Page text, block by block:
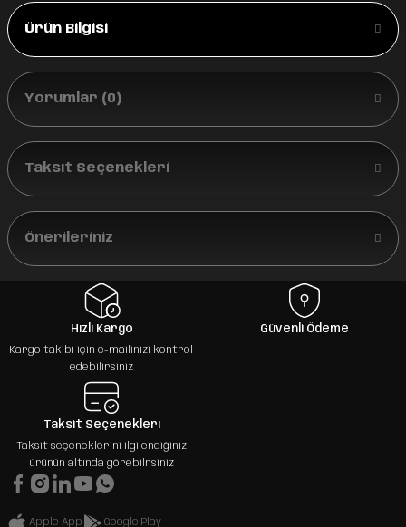
Ürün Bilgisi
Yorumlar (0)
Taksit Seçenekleri
Önerileriniz
Hızlı Kargo
Kargo takibi için e-mailinizi kontrol
edebilirsiniz
Güvenli Ödeme
Taksit Seçenekleri
Taksit seçeneklerini ilgilendiğiniz
ürünün altında görebilrsiniz
Apple App Google Play